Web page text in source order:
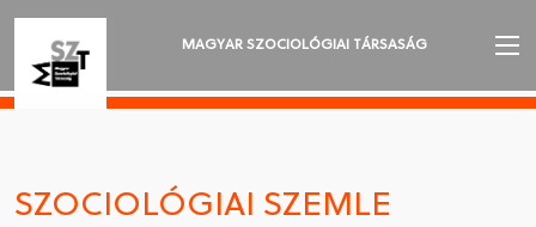
MAGYAR SZOCIOLÓGIAI TÁRSASÁG
SZOCIOLÓGIAI SZEMLE